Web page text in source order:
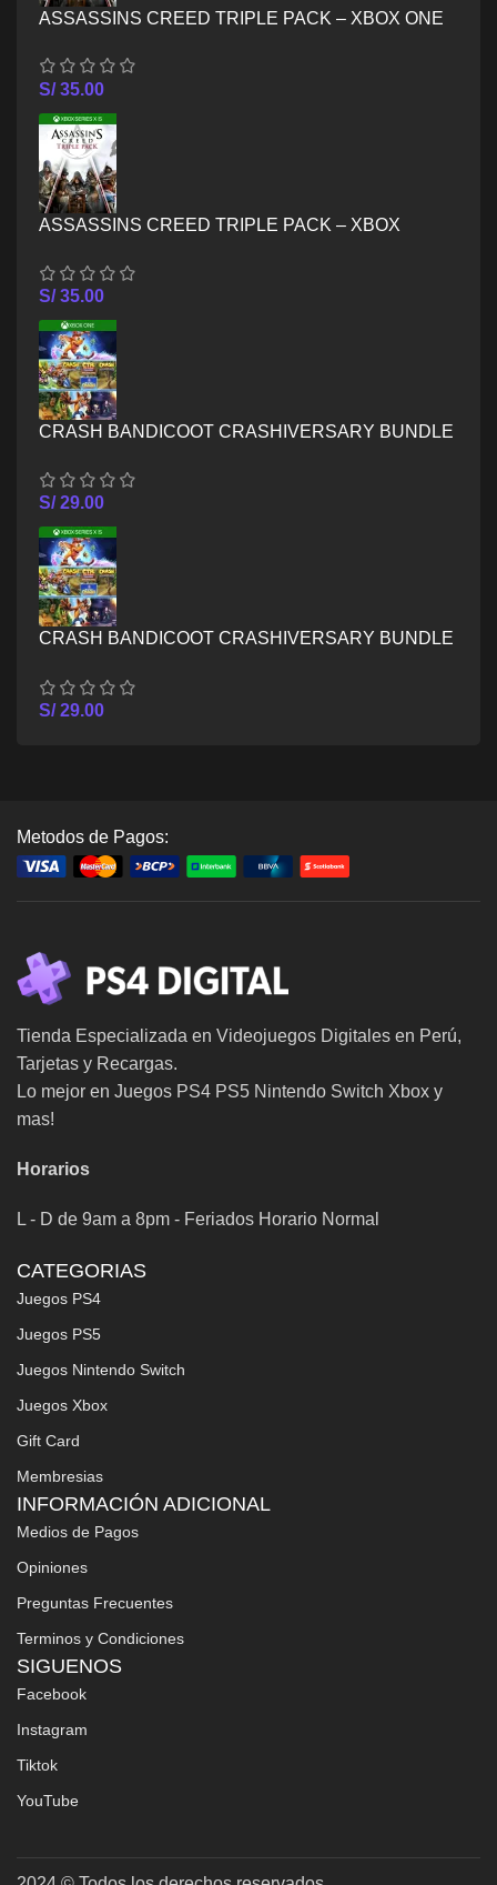
ASSASSINS CREED TRIPLE PACK – XBOX ONE
S/35.00
ASSASSINS CREED TRIPLE PACK – XBOX
S/35.00
CRASH BANDICOOT CRASHIVERSARY BUNDLE
S/29.00
CRASH BANDICOOT CRASHIVERSARY BUNDLE
S/29.00
Metodos de Pagos:
Tienda Especializada en Videojuegos Digitales en Perú,
Tarjetas y Recargas.
Lo mejor en Juegos PS4 PS5 Nintendo Switch Xbox y
mas!
Horarios
L - D de 9am a 8pm - Feriados Horario Normal
CATEGORIAS
Juegos PS4
Juegos PS5
Juegos Nintendo Switch
Juegos Xbox
Gift Card
Membresias
INFORMACIÓN ADICIONAL
Medios de Pagos
Opiniones
Preguntas Frecuentes
Terminos y Condiciones
SIGUENOS
Facebook
Instagram
Tiktok
YouTube